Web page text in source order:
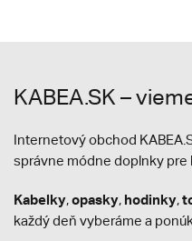
KABEA.SK –
Internetový obchod
správne módne doplnky pre
Kabelky,opasky, hodinky,
každý deň vyberáme a